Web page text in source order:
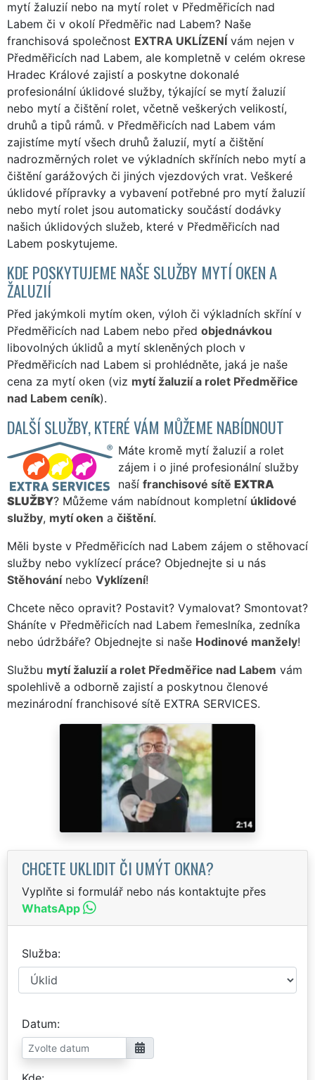
mytí žaluzií nebo na mytí rolet v Předměřicích nad
Labem či v okolí Předměřic nad Labem? Naše
franchisová společnost EXTRA UKLÍZENÍ vám nejen v
Předměřicích nad Labem, ale kompletně v celém okrese
Hradec Králové zajistí a poskytne dokonalé
profesionální úklidové služby, týkající se mytí žaluzií
nebo mytí a čištění rolet, včetně veškerých velikostí,
druhů a tipů rámů. v Předměřicích nad Labem vám
zajistíme mytí všech druhů žaluzií, mytí a čištění
nadrozměrných rolet ve výkladních skříních nebo mytí a
čištění garážových či jiných vjezdových vrat. Veškeré
úklidové přípravky a vybavení potřebné pro mytí žaluzií
nebo mytí rolet jsou automaticky součástí dodávky
našich úklidových služeb, které v Předměřicích nad
Labem poskytujeme.
KDE POSKYTUJEME NAŠE SLUŽBY MYTÍ OKEN A
ŽALUZIÍ
Před jakýmkoli mytím oken, výloh či výkladních skříní v
Předměřicích nad Labem nebo před objednávkou
libovolných úklidů a mytí skleněných ploch v
Předměřicích nad Labem si prohlédněte, jaká je naše
cena za mytí oken (viz mytí žaluzií a rolet Předměřice
nad Labem ceník).
DALŠÍ SLUŽBY, KTERÉ VÁM MŮŽEME NABÍDNOUT
Máte kromě mytí žaluzií a rolet
zájem i o jiné profesionální služby
naší franchisové sítě EXTRA
SLUŽBY? Můžeme vám nabídnout kompletní úklidové
služby, mytí oken a čištění.
Měli byste v Předměřicích nad Labem zájem o stěhovací
služby nebo vyklízecí práce? Objednejte si u nás
Stěhovánínebo Vyklízení!
Chcete něco opravit? Postavit? Vymalovat? Smontovat?
Sháníte v Předměřicích nad Labem řemeslníka, zedníka
nebo údržbáře? Objednejte si naše Hodinové manžely!
Službu mytí žaluzií a rolet Předměřice nad Labem vám
spolehlivě a odborně zajistí a poskytnou členové
mezinárodní franchisové sítě EXTRA SERVICES.
CHCETE UKLIDIT ČI UMÝT OKNA?
Vyplňte si formulář nebo nás kontaktujte přes
WhatsApp
Služba
Datum